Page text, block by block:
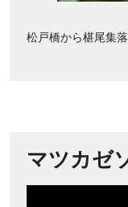
松戸橋から椹尾集
マツカゼ